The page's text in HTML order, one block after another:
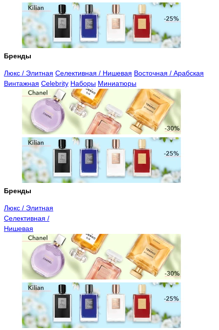
Бренды
Люкс / Элитная Селективная / Нишевая Восточная / Арабская
Винтажная Celebrity Наборы Миниатюры
Бренды
Люкс / Элитная
Селективная /
Нишевая